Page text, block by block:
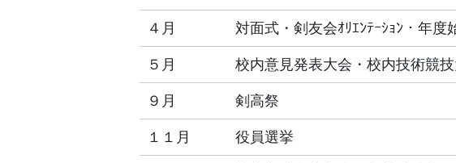
４月 対面式・剣友会ｵﾘｴﾝﾃｰｼｮﾝ・年度
５月 校内意見発表大会・校内技術競
９月 剣高祭
１１月 役員選挙